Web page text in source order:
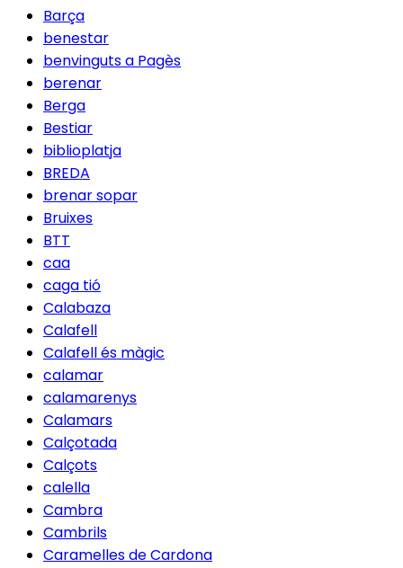
Barça
benestar
benvinguts a Pagès
berenar
Berga
Bestiar
biblioplatja
BREDA
brenar sopar
Bruixes
BTT
caa
caga tió
Calabaza
Calafell
Calafell és màgic
calamar
calamarenys
Calamars
Calçotada
Calçots
calella
Cambra
Cambrils
Caramelles de Cardona